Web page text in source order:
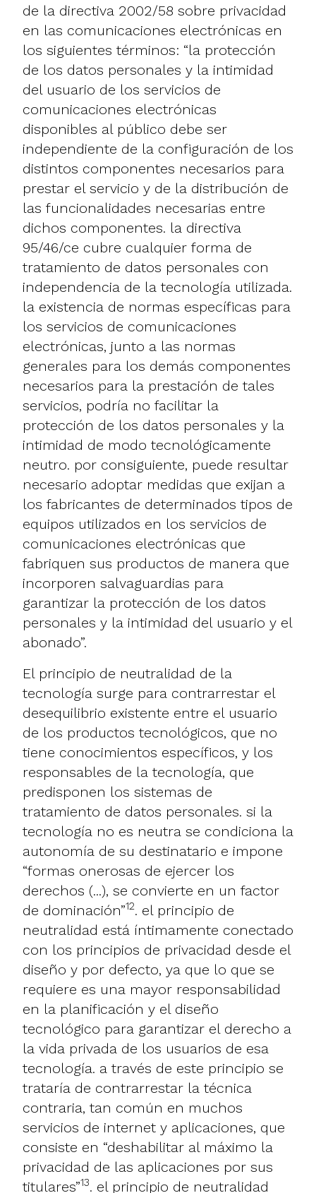
de la directiva 2002/58 sobre privacidad
en las comunicaciones electrónicas en
los siguientes términos: “la protección
de los datos personales y la intimidad
del usuario de los servicios de
comunicaciones electrónicas
disponibles al público debe ser
independiente de la configuración de los
distintos componentes necesarios para
prestar el servicio y de la distribución de
las funcionalidades necesarias entre
dichos componentes. la directiva
95/46/ce cubre cualquier forma de
tratamiento de datos personales con
independencia de la tecnología utilizada.
la existencia de normas específicas para
los servicios de comunicaciones
electrónicas, junto a las normas
generales para los demás componentes
necesarios para la prestación de tales
servicios, podría no facilitar la
protección de los datos personales y la
intimidad de modo tecnológicamente
neutro. por consiguiente, puede resultar
necesario adoptar medidas que exijan a
los fabricantes de determinados tipos de
equipos utilizados en los servicios de
comunicaciones electrónicas que
fabriquen sus productos de manera que
incorporen salvaguardias para
garantizar la protección de los datos
personales y la intimidad del usuario y el
abonado”.
El principio de neutralidad de la
tecnología surge para contrarrestar el
desequilibrio existente entre el usuario
de los productos tecnológicos, que no
tiene conocimientos específicos, y los
responsables de la tecnología, que
predisponen los sistemas de
tratamiento de datos personales. si la
tecnología no es neutra se condiciona la
autonomía de su destinatario e impone
“formas onerosas de ejercer los
derechos (...), se convierte en un factor
de dominación”12. el principio de
neutralidad está íntimamente conectado
con los principios de privacidad desde el
diseño y por defecto, ya que lo que se
requiere es una mayor responsabilidad
en la planificación y el diseño
tecnológico para garantizar el derecho a
la vida privada de los usuarios de esa
tecnología. a través de este principio se
trataría de contrarrestar la técnica
contraria, tan común en muchos
servicios de internet y aplicaciones, que
consiste en “deshabilitar al máximo la
privacidad de las aplicaciones por sus
titulares”13. el principio de neutralidad